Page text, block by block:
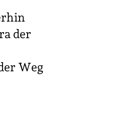
der
Weg